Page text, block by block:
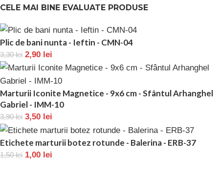
CELE MAI BINE EVALUATE PRODUSE
Plic de bani nunta - Ieftin - CMN-04
3,30lei 2,90 lei
Marturii Iconite Magnetice - 9x6 cm - Sfântul Arhanghel
Gabriel - IMM-10
3,90lei 3,50 lei
Etichete marturii botez rotunde - Balerina - ERB-37
1,50lei 1,00 lei